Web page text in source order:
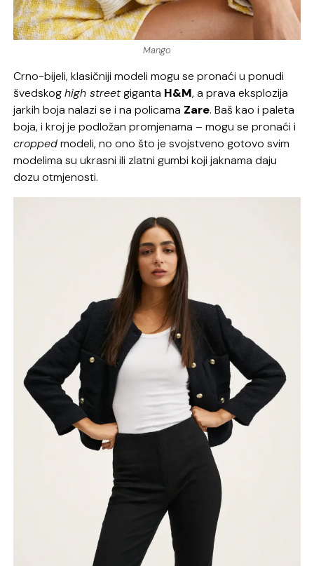
Mango
Crno-bijeli, klasičniji modeli mogu se pronaći u ponudi
švedskoghigh streetgiganta H&M, a prava eksplozija
jarkih boja nalazi se i na policama Zare. Baš kao i paleta
boja, i kroj je podložan promjenama – mogu se pronaći i
croppedmodeli, no ono što je svojstveno gotovo svim
modelima su ukrasni ili zlatni gumbi koji jaknama daju
dozu otmjenosti.